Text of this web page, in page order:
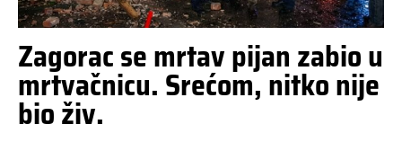
Zagorac se mrtav pijan zabio u
mrtvačnicu. Srećom, nitko nije
bio živ.